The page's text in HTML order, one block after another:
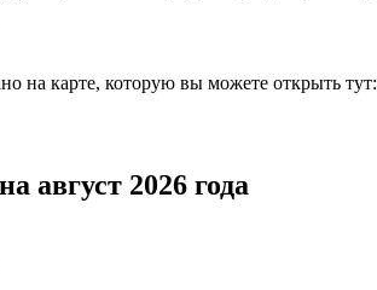
на карте, которую вы можете открыть тут:
август 2026 года